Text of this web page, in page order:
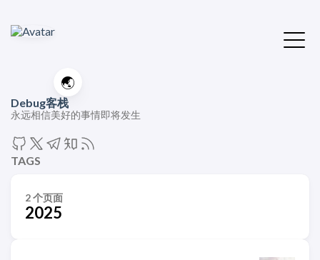
🌏
Debug客栈
永远相信美好的事情即将发生
TAGS
2 个页面
2025